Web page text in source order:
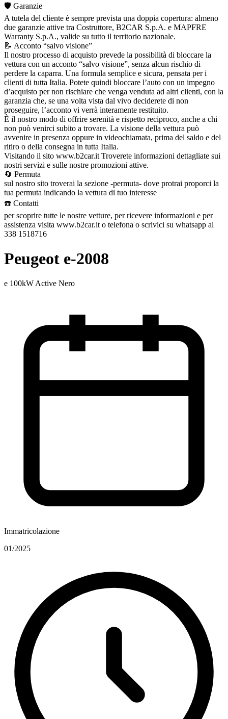
🛡️ Garanzie
A tutela del cliente è sempre prevista una doppia copertura: almeno
due garanzie attive tra Costruttore, B2CAR S.p.A. e MAPFRE
Warranty S.p.A., valide su tutto il territorio nazionale.
📝 Acconto “salvo visione”
Il nostro processo di acquisto prevede la possibilità di bloccare la
vettura con un acconto “salvo visione”, senza alcun rischio di
perdere la caparra. Una formula semplice e sicura, pensata per i
clienti di tutta Italia. Potete quindi bloccare l’auto con un impegno
d’acquisto per non rischiare che venga venduta ad altri clienti, con la
garanzia che, se una volta vista dal vivo deciderete di non
proseguire, l’acconto vi verrà interamente restituito.
È il nostro modo di offrire serenità e rispetto reciproco, anche a chi
non può venirci subito a trovare. La visione della vettura può
avvenire in presenza oppure in videochiamata, prima del saldo e del
ritiro o della consegna in tutta Italia.
Visitando il sito www.b2car.it Troverete informazioni dettagliate sui
nostri servizi e sulle nostre promozioni attive.
🔄 Permuta
sul nostro sito troverai la sezione -permuta- dove protrai proporci la
tua permuta indicando la vettura di tuo interesse
☎️ Contatti
per scoprire tutte le nostre vetture, per ricevere informazioni e per
assistenza visita www.b2car.it o telefona o scrivici su whatsapp al
338 1518716
Peugeot e-2008
e 100kW Active Nero
Immatricolazione
01/2025